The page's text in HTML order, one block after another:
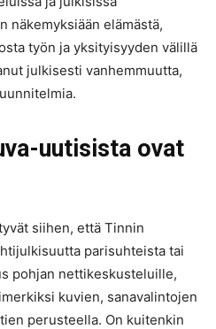
näkemyksiään elämästä,
työn ja yksityisyyden välillä
julkisesti vanhemmuutta,
uutisista ovat
siihen, että Tinnin
parisuhteista tai
pohjan nettikeskusteluille,
kuvien, sanavalintojen
perusteella. On kuitenkin